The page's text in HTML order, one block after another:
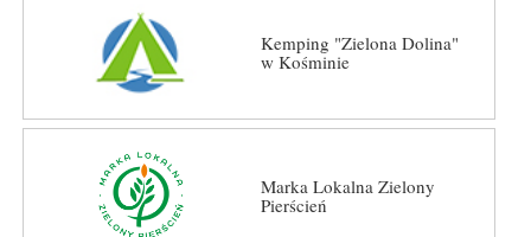
Kemping "Zielona Dolina"
w Kośminie
Marka Lokalna Zielony
Pierścień